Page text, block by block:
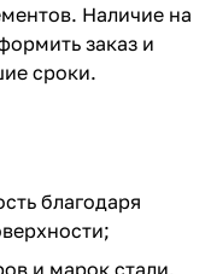
Наличие на
заказ и
сроки.
благодаря
и марок стали,